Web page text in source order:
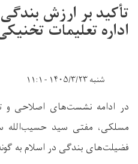
تأکید بر ارزش
اداره تعلیمات
شنبه ۱۴۰۵/۳/۲۳ - ۱۱:۱
در ادامه نشست‌های اصلاحی و
مسلکی، مفتی سید حسیب‌الله
فضیلت‌های بندگی در اسلام به